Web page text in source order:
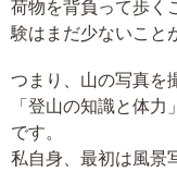
荷物を背負って歩く
験はまだ少ないこと
つまり、山の写真を
「登山の知識と体
です。
私自身、最初は風景